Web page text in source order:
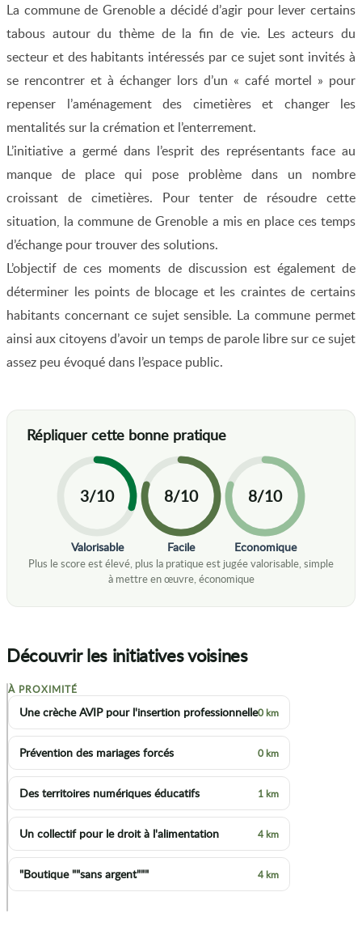
La commune de Grenoble a décidé d’agir pour lever certains
tabous autour du thème de la fin de vie. Les acteurs du
secteur et des habitants intéressés par ce sujet sont invités à
se rencontrer et à échanger lors d’un « café mortel » pour
repenser l’aménagement des cimetières et changer les
mentalités sur la crémation et l’enterrement.
L’initiative a germé dans l’esprit des représentants face au
manque de place qui pose problème dans un nombre
croissant de cimetières. Pour tenter de résoudre cette
situation, la commune de Grenoble a mis en place ces temps
d’échange pour trouver des solutions.
L’objectif de ces moments de discussion est également de
déterminer les points de blocage et les craintes de certains
habitants concernant ce sujet sensible. La commune permet
ainsi aux citoyens d’avoir un temps de parole libre sur ce sujet
assez peu évoqué dans l’espace public.
3/10
Valorisable
8/10
Facile
8/10
Economique
Découvrir les initiatives voisines
+
−
À PROXIMITÉ
Une crèche AVIP pour l'insertion professionnelle0 km
Prévention des mariages forcés 0 km
Des territoires numériques éducatifs 1 km
Un collectif pour le droit à l'alimentation 4 km
"Boutique ""sans argent""" 4 km